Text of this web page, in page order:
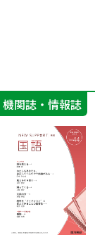
機関誌・情報誌